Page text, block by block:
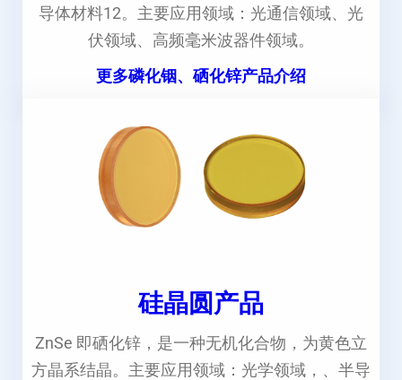
导体材料12。主要应用领域：光通信领域、光
伏领域、高频毫米波器件领域。
更多磷化铟、硒化锌产品介绍
硅晶圆产品
ZnSe 即硒化锌，是一种无机化合物，为黄色立
方晶系结晶。主要应用领域：光学领域，、半导